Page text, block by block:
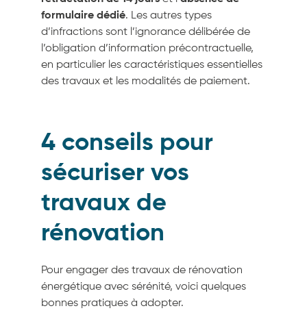
formulaire dédié. Les autres types
d’infractions sont l’ignorance délibérée de
l’obligation d’information précontractuelle,
en particulier les caractéristiques essentielles
des travaux et les modalités de paiement.
4 conseils pour
sécuriser vos
travaux de
rénovation
Pour engager des travaux de rénovation
énergétique avec sérénité, voici quelques
bonnes pratiques à adopter.